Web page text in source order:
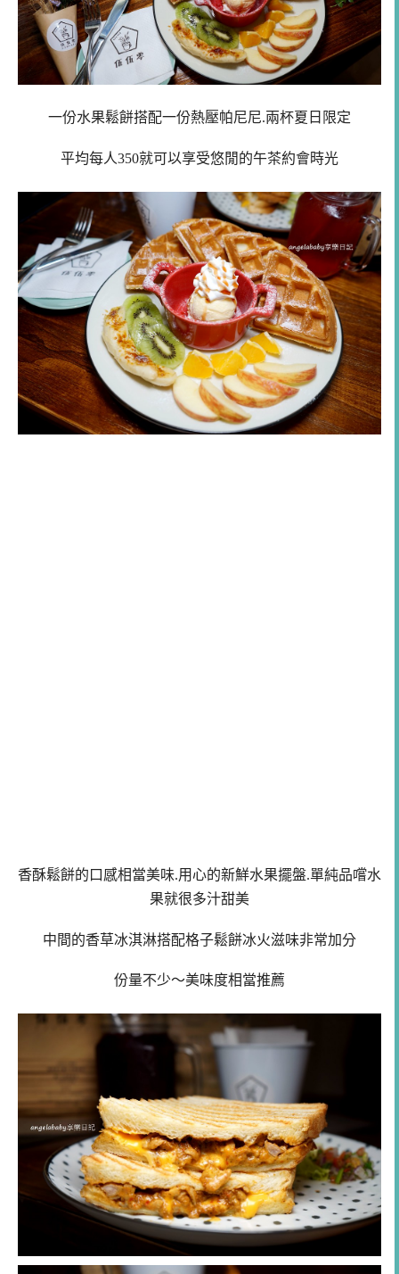
一份水果鬆餅搭配一份熱壓帕尼尼.兩杯夏日限定
平均每人350就可以享受悠閒的午茶約會時光
香酥鬆餅的口感相當美味.用心的新鮮水果擺盤.單純品嚐水
果就很多汁甜美
中間的香草冰淇淋搭配格子鬆餅冰火滋味非常加分
份量不少～美味度相當推薦